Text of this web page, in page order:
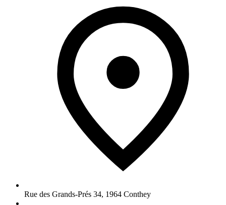
Rue des Grands-Prés 34, 1964 Conthey